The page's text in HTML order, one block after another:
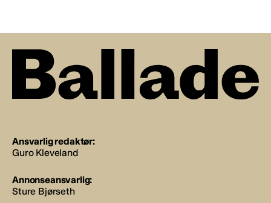
Ansvarlig redaktør:
Guro Kleveland
Annonseansvarlig:
Sture Bjørseth